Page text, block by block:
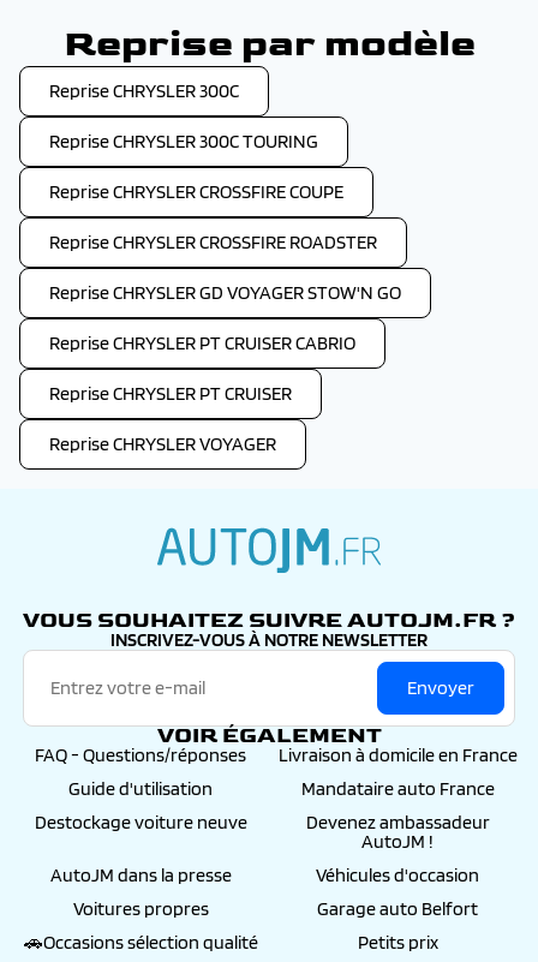
Reprise par modèle
Reprise CHRYSLER 300C
Reprise CHRYSLER 300C TOURING
Reprise CHRYSLER CROSSFIRE COUPE
Reprise CHRYSLER CROSSFIRE ROADSTER
Reprise CHRYSLER GD VOYAGER STOW'N GO
Reprise CHRYSLER PT CRUISER CABRIO
Reprise CHRYSLER PT CRUISER
Reprise CHRYSLER VOYAGER
VOUS SOUHAITEZ SUIVRE AUTOJM.FR ?
INSCRIVEZ-VOUS À NOTRE NEWSLETTER
Envoyer
VOIR ÉGALEMENT
FAQ - Questions/réponses
Livraison à domicile en France
Guide d'utilisation
Mandataire auto France
Destockage voiture neuve
Devenez ambassadeur
AutoJM !
AutoJM dans la presse
Véhicules d'occasion
Voitures propres
Garage auto Belfort
🚗Occasions sélection qualité
Petits prix